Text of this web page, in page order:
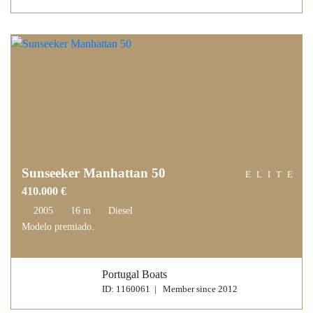
Sunseeker Manhattan 50
410.000 €
2005 16 m Diesel
Modelo premiado.
ELITE
Portugal Boats
ID: 1160061 | Member since 2012